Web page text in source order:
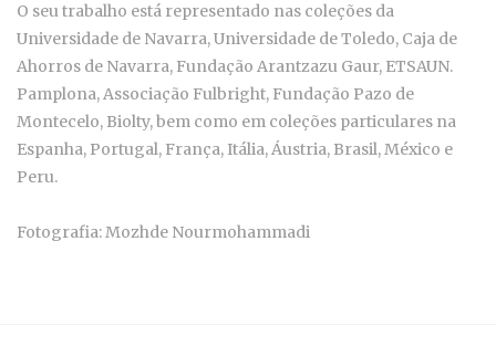
O seu trabalho está representado nas coleções da
Universidade de Navarra, Universidade de Toledo, Caja de
Ahorros de Navarra, Fundação Arantzazu Gaur, ETSAUN.
Pamplona, Associação Fulbright, Fundação Pazo de
Montecelo, Biolty, bem como em coleções particulares na
Espanha, Portugal, França, Itália, Áustria, Brasil, México e
Peru.
Fotografia: Mozhde Nourmohammadi